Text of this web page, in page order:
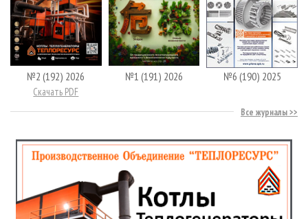
№2 (192) 2026
Скачать PDF
№1 (191) 2026 №6 (190) 2025
Все журналы